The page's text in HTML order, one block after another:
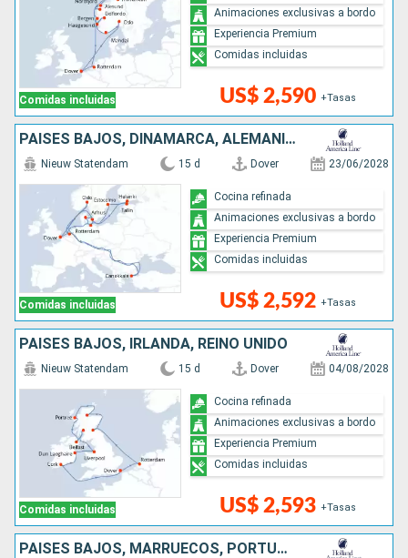
Comidas incluidas US$ 2,590 +Tasas
Animaciones exclusivas a bordo
Experiencia Premium
Comidas incluidas
PAISES BAJOS, DINAMARCA, ALEMANIA, ESTONIA, FINLANDIA, SUECIA, TURQUÍA, NORUEGA, REINO UNIDO
Comidas incluidas
Nieuw Statendam 15 d Dover 23/06/2028
US$ 2,592 +Tasas
Cocina refinada
Animaciones exclusivas a bordo
Experiencia Premium
Comidas incluidas
PAISES BAJOS, IRLANDA, REINO UNIDO
Comidas incluidas
Nieuw Statendam 15 d Dover 04/08/2028
US$ 2,593 +Tasas
Cocina refinada
Animaciones exclusivas a bordo
Experiencia Premium
Comidas incluidas
PAISES BAJOS, MARRUECOS, PORTUGAL, REINO UNIDO